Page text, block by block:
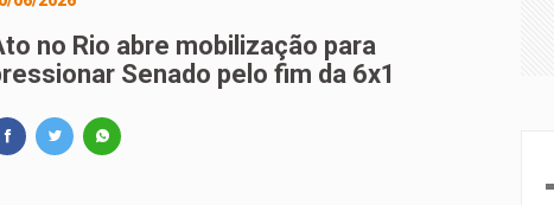
transforma 20 anos de experiência em livro sobre
resultado de nova chamada para o 2º semestre
no Rio abre mobilização para
Senado pelo fim da 6x1